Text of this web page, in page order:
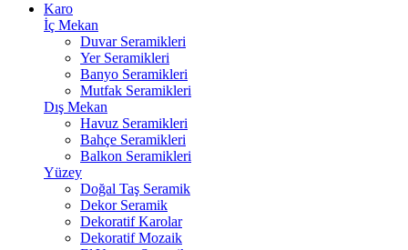
Karo
İç Mekan
Duvar Seramikleri
Yer Seramikleri
Banyo Seramikleri
Mutfak Seramikleri
Dış Mekan
Havuz Seramikleri
Bahçe Seramikleri
Balkon Seramikleri
Yüzey
Doğal Taş Seramik
Dekor Seramik
Dekoratif Karolar
Dekoratif Mozaik